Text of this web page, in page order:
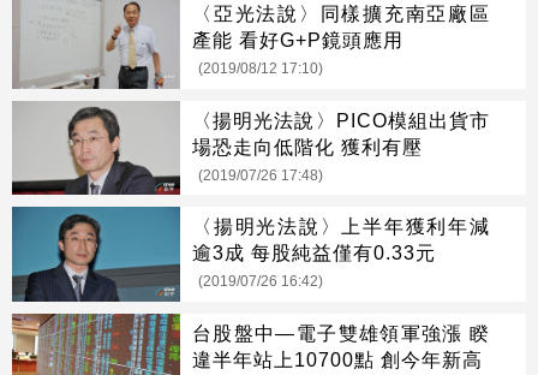
〈亞光法說〉同樣擴充南亞廠區
產能 看好G+P鏡頭應用
(2019/08/12 17:10)
〈揚明光法說〉PICO模組出貨市
場恐走向低階化 獲利有壓
(2019/07/26 17:48)
〈揚明光法說〉上半年獲利年減
逾3成 每股純益僅有0.33元
(2019/07/26 16:42)
台股盤中—電子雙雄領軍強漲 睽
違半年站上10700點 創今年新高